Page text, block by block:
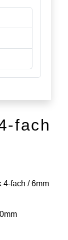
fach
4-fach / 6mm